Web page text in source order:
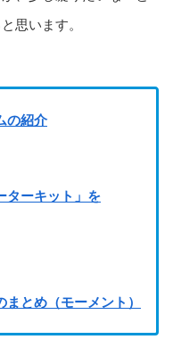
思います。
の紹介
ターキット」を
とめ（モーメント）